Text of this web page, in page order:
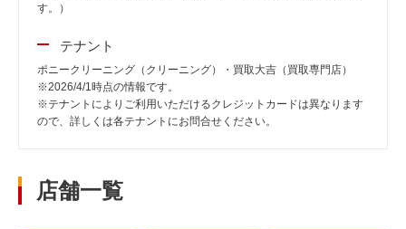
す。）
テナント
ポニークリーニング（クリーニング）・買取大吉（買取専門店）
※2026/4/1時点の情報です。
※テナントによりご利用いただけるクレジットカードは異なります
ので、詳しくは各テナントにお問合せください。
店舗一覧